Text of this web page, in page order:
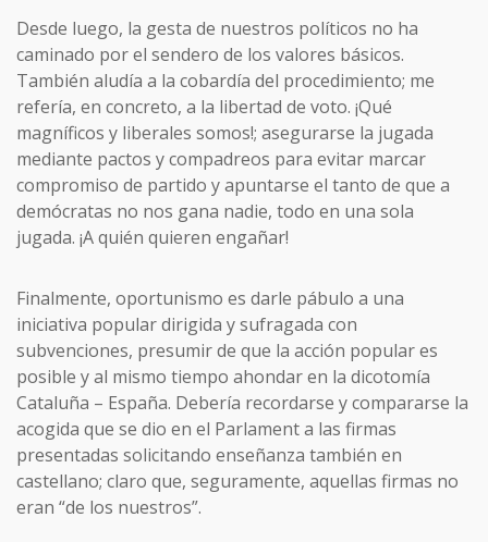
Desde luego, la gesta de nuestros políticos no ha
caminado por el sendero de los valores básicos.
También aludía a la cobardía del procedimiento; me
refería, en concreto, a la libertad de voto. ¡Qué
magníficos y liberales somos!; asegurarse la jugada
mediante pactos y compadreos para evitar marcar
compromiso de partido y apuntarse el tanto de que a
demócratas no nos gana nadie, todo en una sola
jugada. ¡A quién quieren engañar!
Finalmente, oportunismo es darle pábulo a una
iniciativa popular dirigida y sufragada con
subvenciones, presumir de que la acción popular es
posible y al mismo tiempo ahondar en la dicotomía
Cataluña – España. Debería recordarse y compararse la
acogida que se dio en el Parlament a las firmas
presentadas solicitando enseñanza también en
castellano; claro que, seguramente, aquellas firmas no
eran “de los nuestros”.